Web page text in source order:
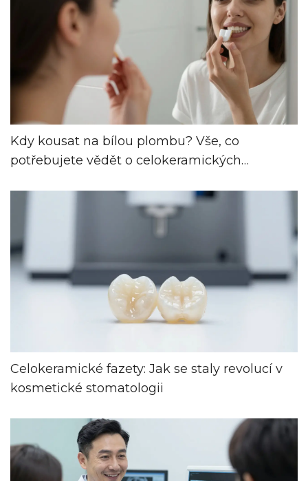
Kdy kousat na bílou plombu? Vše, co
potřebujete vědět o celokeramických
Celokeramické fazety: Jak se staly revolucí v
kosmetické stomatologii